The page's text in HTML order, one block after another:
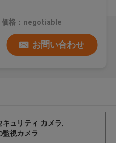
価格：negotiable
お問い合わせ
キュリティ カメラ,
監視カメラ